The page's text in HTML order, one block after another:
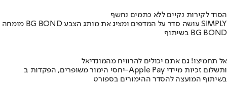
הסוד לקירות נקיים ללא כתמים נחשף
מומחה BG BOND עושה סדר על המדפים ומציג את מותג הצבע SIMPLY
בשיתוף BG BOND
אל תחמיצו! גם אתם יכולים להרוויח מהמונדיאל
יחסי הימור משופרים, הפקדות ב-Apple Pay ותשלום זכיות מיידי
בשיתוף המועצה להסדר ההימורים בספורט